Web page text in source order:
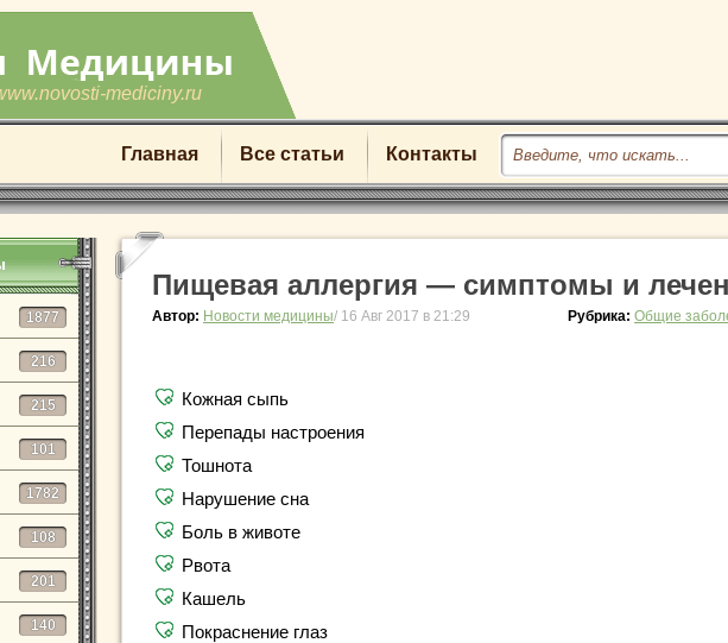
mediciny.ru
Главная Все статьи Контакты
1877
216
215
101
1782
108
201
140
Пищевая аллергия — симптомы и
Автор: Новости медицины/ 16 Авг 2017 в 21:29 Рубрика: Общие
Кожная сыпь
Перепады настроения
Тошнота
Нарушение сна
Боль в животе
Рвота
Кашель
Покраснение глаз